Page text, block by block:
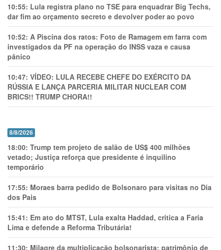
10:55: Lula registra plano no TSE para enquadrar Big Techs,
dar fim ao orçamento secreto e devolver poder ao povo
10:52: A Piscina dos ratos: Foto de Ramagem em farra com
investigados da PF na operação do INSS vaza e causa
pânico
10:47: VÍDEO: LULA RECEBE CHEFE DO EXÉRCITO DA
RÚSSIA E LANÇA PARCERIA MILITAR NUCLEAR COM
BRICS!! TRUMP CHORA!!
8/8/2026
18:00: Trump tem projeto de salão de US$ 400 milhões
vetado; Justiça reforça que presidente é inquilino
temporário
17:55: Moraes barra pedido de Bolsonaro para visitas no Dia
dos Pais
15:41: Em ato do MTST, Lula exalta Haddad, critica a Faria
Lima e defende a Reforma Tributária!
11:30: Milagre da multiplicação bolsonarista: patrimônio de